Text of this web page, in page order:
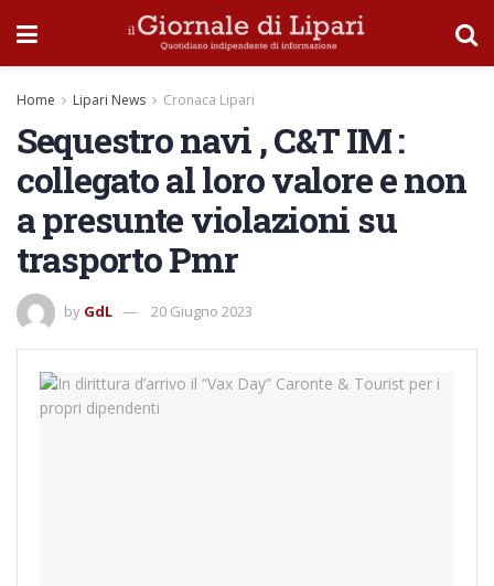
Home Lipari News Cronaca Lipari
Sequestro navi , C&T IM :
collegato al loro valore e non
a presunte violazioni su
trasporto Pmr
by GdL 20 Giugno 2023